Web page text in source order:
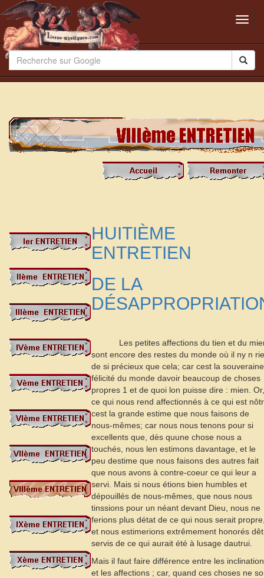
HUITIÈME
ENTRETIEN
DE LA
Les petites affections du tien et du
sont encore des restes du monde où il ny n
de si précieux que cela; car cest la souveraine
félicité du monde davoir beaucoup de choses
propres 1 et de quoi lon puisse dire : mien. Or,
ce qui nous rend affectionnés à ce qui est
cest la grande estime que nous faisons de
nous-mêmes; car nous nous tenons pour si
excellents que, dès quune chose nous a
touchés, nous len estimons davantage, et le
peu destime que nous faisons des autres fait
que nous avons à contre-coeur ce qui leur a
servi. Mais si nous étions bien humbles et
dépouillés de nous-mêmes, que nous nous
tinssions pour un néant devant Dieu, nous ne
ferions plus détat de ce qui nous serait
et nous estimerions extrêmement honorés
servis de ce qui aurait été à lusage dautrui.
Mais il faut faire différence entre les
et les affections ; car, quand ces choses ne